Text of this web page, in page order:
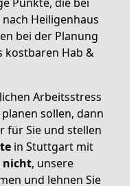
Heiligenhaus
bei der Planung
kostbaren Hab &
Arbeitsstress
sollen, dann
für Sie und stellen
in Stuttgart mit
nicht, unsere
und lehnen Sie